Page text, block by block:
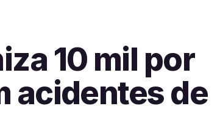
10 mil por
acidentes de